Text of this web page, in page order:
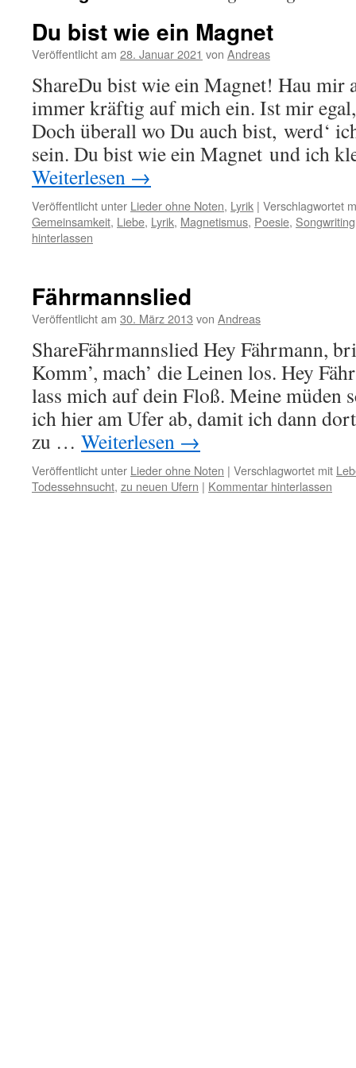
Du bist wie ein Magnet
Veröffentlicht am 28. Januar 2021 von Andreas
ShareDu bist wie ein Magnet! Hau mir
immer kräftig auf mich ein. Ist mir
Doch überall wo Du auch bist, werd‘
sein. Du bist wie ein Magnet und ich
Weiterlesen →
Veröffentlicht unter Lieder ohne Noten, Lyrik | Verschlagwortet
Gemeinsamkeit, Liebe, Lyrik, Magnetismus, Poesie, Songwriting
hinterlassen
Fährmannslied
Veröffentlicht am 30. März 2013 von Andreas
ShareFährmannslied Hey Fährmann,
Komm’, mach’ die Leinen los. Hey
lass mich auf dein Floß. Meine müden
ich hier am Ufer ab, damit ich dann
zu … Weiterlesen →
Veröffentlicht unter Lieder ohne Noten | Verschlagwortet mit
Todessehnsucht, zu neuen Ufern | Kommentar hinterlassen